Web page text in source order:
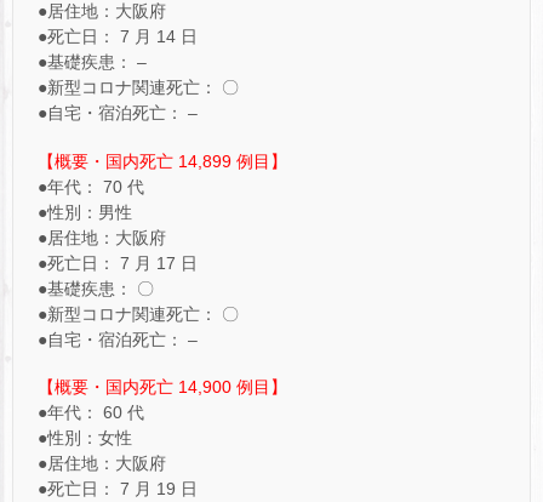
●居住地：大阪府
●死亡日： 7 月 14 日
●基礎疾患： –
●新型コロナ関連死亡： 〇
●自宅・宿泊死亡： –
【概要・国内死亡 14,899 例目】
●年代： 70 代
●性別：男性
●居住地：大阪府
●死亡日： 7 月 17 日
●基礎疾患： 〇
●新型コロナ関連死亡： 〇
●自宅・宿泊死亡： –
【概要・国内死亡 14,900 例目】
●年代： 60 代
●性別：女性
●居住地：大阪府
●死亡日： 7 月 19 日